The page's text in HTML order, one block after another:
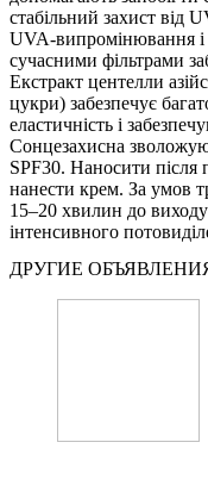
стабільний захист
UVA-випромінювання і
сучасними фільтрами
Екстракт центелли
цукри) забезпечує
еластичність і
Сонцезахисна
SPF30. Наносити після
нанести крем. За умов
15–20 хвилин до
інтенсивного
ДРУГИЕ